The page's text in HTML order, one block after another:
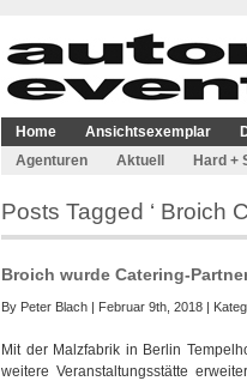
Home Ansichtsexemplar
Agenturen
Aktuell Hard +
Posts Tagged ‘ Broich
Broich wurde Catering-
By Peter Blach | Februar 9th, 2018 |
Mit der Malzfabrik in Berlin
weitere Veranstaltungsstätte